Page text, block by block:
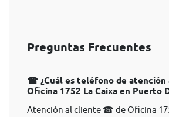
Preguntas Frecuentes
☎ ¿Cuál es teléfono de atención
Oficina 1752 La Caixa en Puerto
Atención al cliente ☎ de Oficina